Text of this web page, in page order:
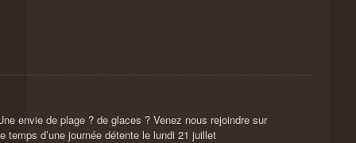
envie de plage ? de glaces ? Venez nous rejoindre sur
temps d’une journée détente le lundi 21 juillet